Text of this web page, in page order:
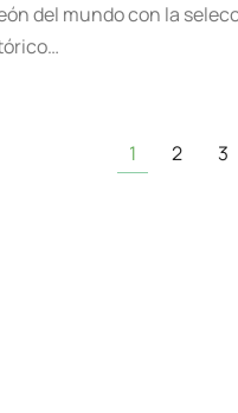
del mundo con la
1 2 3